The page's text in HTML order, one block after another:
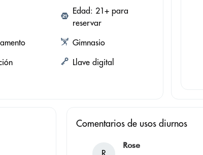
Edad: 21+ para
reservar
Gimnasio
Llave digital
Comentarios de usos diurnos
R
Rose